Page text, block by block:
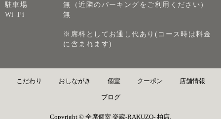
駐車場
無（近隣のパーキングをご利用ください）
Wi-Fi
無
※席料としてお通し代あり(コース時は料金
に含まれます)
こだわり おしながき 個室 クーポン 店舗情報
ブログ
Copyright © 全席個室 楽蔵‐RAKUZO‐ 柏店.